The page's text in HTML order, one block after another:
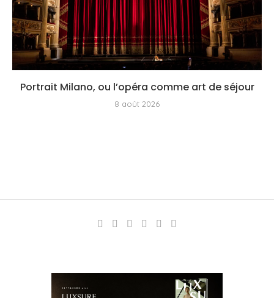
Portrait Milano, ou l’opéra comme art de séjour
8 août 2026